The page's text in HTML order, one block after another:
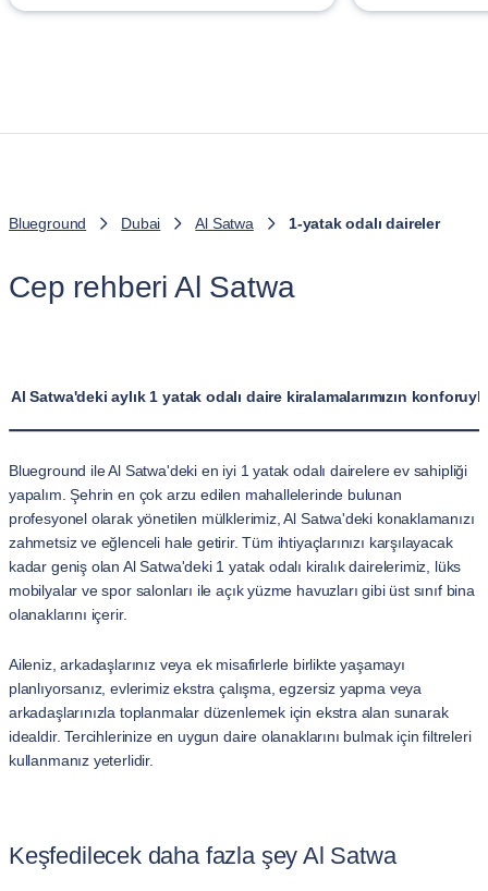
Blueground Dubai Al Satwa 1-yatak odalı daireler
Cep rehberi Al Satwa
Al Satwa'deki aylık 1 yatak odalı daire kiralamalarımızın
Blueground ile Al Satwa'deki en iyi 1 yatak odalı dairelere ev sahipliği
yapalım. Şehrin en çok arzu edilen mahallelerinde bulunan
profesyonel olarak yönetilen mülklerimiz, Al Satwa'deki konaklamanızı
zahmetsiz ve eğlenceli hale getirir. Tüm ihtiyaçlarınızı karşılayacak
kadar geniş olan Al Satwa'deki 1 yatak odalı kiralık dairelerimiz, lüks
mobilyalar ve spor salonları ile açık yüzme havuzları gibi üst sınıf bina
olanaklarını içerir.
Aileniz, arkadaşlarınız veya ek misafirlerle birlikte yaşamayı
planlıyorsanız, evlerimiz ekstra çalışma, egzersiz yapma veya
arkadaşlarınızla toplanmalar düzenlemek için ekstra alan sunarak
idealdir. Tercihlerinize en uygun daire olanaklarını bulmak için filtreleri
kullanmanız yeterlidir.
Keşfedilecek daha fazla şey Al Satwa